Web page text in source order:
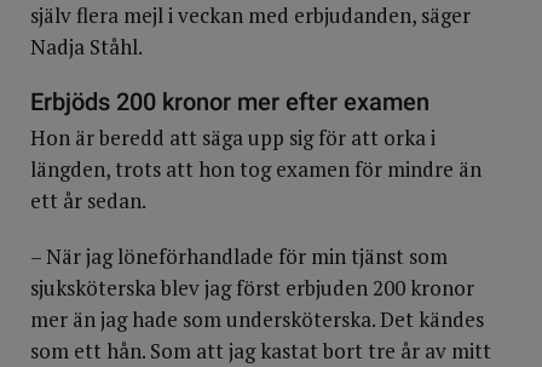
själv flera mejl i veckan med erbjudanden, säger
Nadja Ståhl.
Erbjöds 200 kronor mer efter examen
Hon är beredd att säga upp sig för att orka i
längden, trots att hon tog examen för mindre än
ett år sedan.
– När jag löneförhandlade för min tjänst som
sjuksköterska blev jag först erbjuden 200 kronor
mer än jag hade som undersköterska. Det kändes
som ett hån. Som att jag kastat bort tre år av mitt